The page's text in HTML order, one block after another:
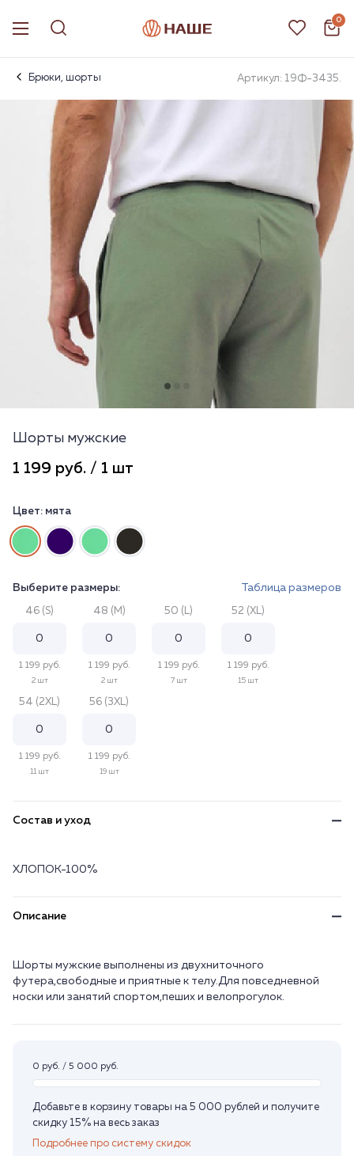
0
Брюки, шорты Артикул: 19Ф-3435.
Шорты мужские
1 199 руб. / 1 шт
Цвет: мята
Выберите размеры: Таблица размеров
46 (S)
1 199 руб.
2 шт
48 (M)
1 199 руб.
2 шт
50 (L)
1 199 руб.
7 шт
52 (XL)
1 199 руб.
15 шт
54 (2XL)
1 199 руб.
11 шт
56 (3XL)
1 199 руб.
19 шт
Состав и уход
ХЛОПОК-100%
Описание
Шорты мужские выполнены из двухниточного
футера,свободные и приятные к телу.Для повседневной
носки или занятий спортом,пеших и велопрогулок.
0 руб. / 5 000 руб.
Добавьте в корзину товары на 5 000 рублей и получите
скидку 15% на весь заказ
Подробнее про систему скидок